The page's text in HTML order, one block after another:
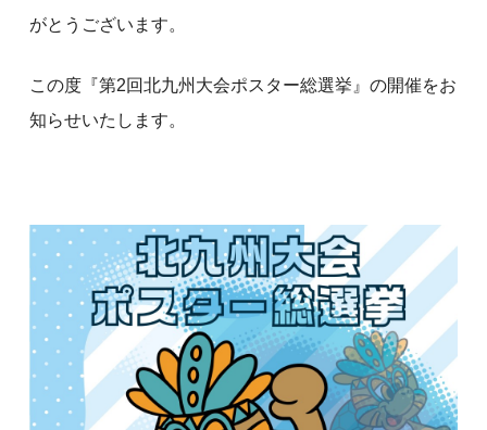
がとうございます。
この度『第2回北九州大会ポスター総選挙』の開催をお
知らせいたします。